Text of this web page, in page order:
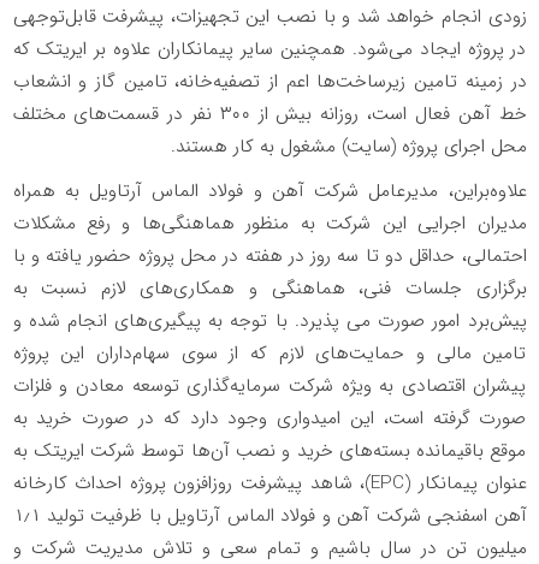
زودی انجام خواهد شد و با نصب این تجهیزات، پیشرفت قابل‌توجهی
در پروژه ایجاد می‌شود. همچنین سایر پیمانکاران علاوه بر ایریتک که
در زمینه تامین زیرساخت‌ها اعم از تصفیه‌خانه، تامین گاز و انشعاب
خط آهن فعال است، روزانه بیش از ۳۰۰ نفر در قسمت‌های مختلف
محل اجرای پروژه (سایت) مشغول به کار هستند.
علاوه‌براین، مدیرعامل شرکت آهن و فولاد الماس آرتاویل به همراه
مدیران اجرایی این شرکت به منظور هماهنگی‌ها و رفع مشکلات
احتمالی، حداقل دو تا سه روز در هفته در محل پروژه حضور یافته و با
برگزاری جلسات فنی، هماهنگی و همکاری‌های لازم نسبت به
پیش‌برد امور صورت می پذیرد. با توجه به پیگیری‌های انجام شده و
تامین مالی و حمایت‌های لازم که از سوی سهام‌داران این پروژه
پیشران اقتصادی به ویژه شرکت سرمایه‌گذاری توسعه معادن و فلزات
صورت گرفته است، این امیدواری وجود دارد که در صورت خرید به
موقع باقیمانده‌ بسته‌های خرید و نصب آن‌ها توسط شرکت ایریتک به
عنوان پیمانکار (EPC)، شاهد پیشرفت روزافزون پروژه احداث کارخانه
آهن اسفنجی شرکت آهن و فولاد الماس آرتاویل با ظرفیت تولید ۱٫۱
میلیون تن در سال باشیم و تمام سعی و تلاش مدیریت شرکت و